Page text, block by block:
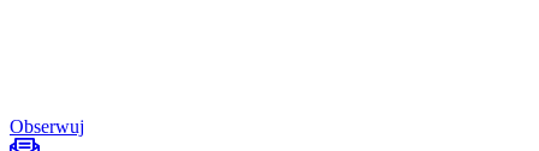
Obserwuj